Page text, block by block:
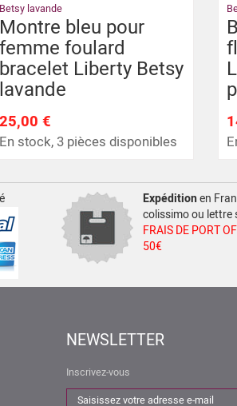
Betsy lavande
Montre bleu pour
femme foulard
bracelet Liberty Betsy
lavande
25,00 €
En stock, 3 pièces disponibles
Expéditionen
colissimo ou lettre
FRAIS DE PORT
50€
NEWSLETTER
Inscrivez-vous